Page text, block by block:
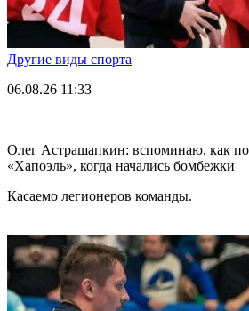
Другие виды спорта
06.08.26 11:33
Олег Астрашапкин: вспоминаю, как
«Хапоэль», когда начались бомбежки
Касаемо легионеров команды.